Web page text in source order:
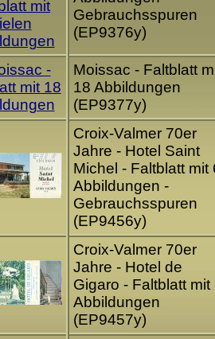
Gebrauchsspuren
(EP9376y)
Moissac - Faltblatt
18 Abbildungen
(EP9377y)
Croix-Valmer 70er
Jahre - Hotel Saint
Michel - Faltblatt mit
Abbildungen -
Gebrauchsspuren
(EP9456y)
Croix-Valmer 70er
Jahre - Hotel de
Gigaro - Faltblatt mit
Abbildungen
(EP9457y)